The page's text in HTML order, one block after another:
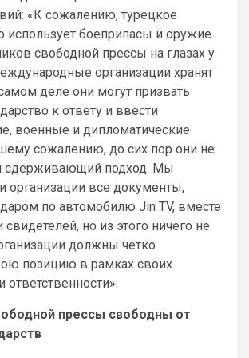
«К сожалению, турецкое
использует боеприпасы и оружие
свободной прессы на глазах у
организации хранят
деле они могут призвать
к ответу и ввести
военные и дипломатические
сожалению, до сих пор они не
сдерживающий подход. Мы
организации все документы,
по автомобилю Jin TV, вместе
но из этого ничего не
должны четко
позицию в рамках своих
ответственности».
прессы свободны от